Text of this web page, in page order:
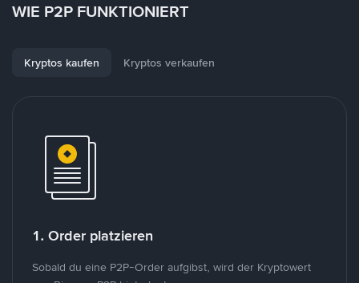
WIE P2P FUNKTIONIERT
Kryptos kaufen Kryptos verkaufen
1. Order platzieren
Sobald du eine P2P-Order aufgibst, wird der Kryptowert